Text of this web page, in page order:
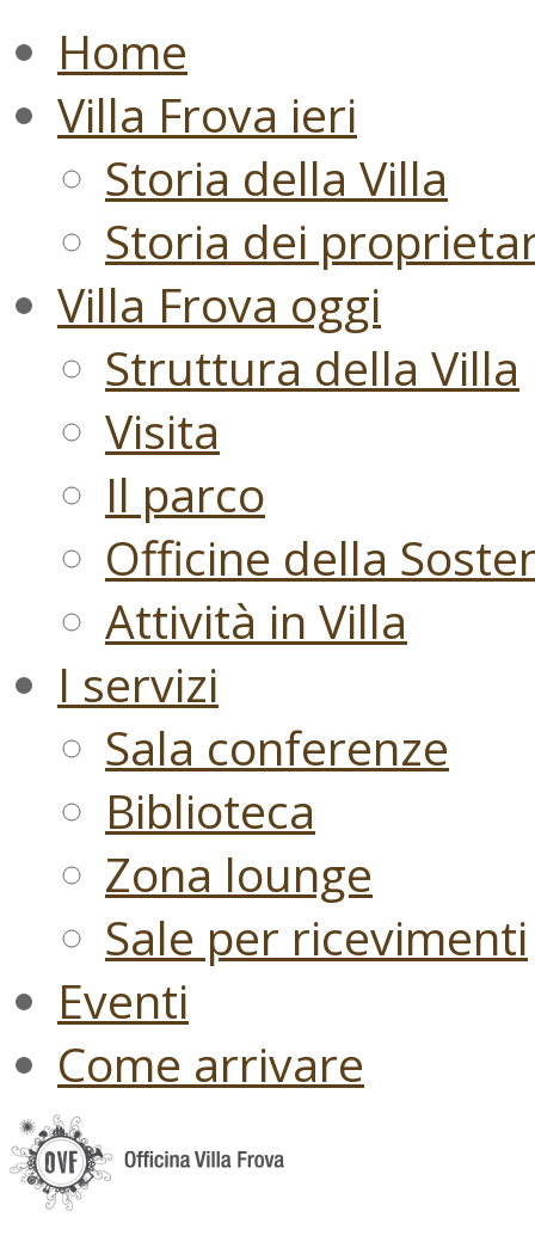
Home
Villa Frova ieri
Storia della Villa
Storia dei
Villa Frova oggi
Struttura della Villa
Visita
Il parco
Officine della
Attività in Villa
I servizi
Sala conferenze
Biblioteca
Zona lounge
Sale per ricevimenti
Eventi
Come arrivare